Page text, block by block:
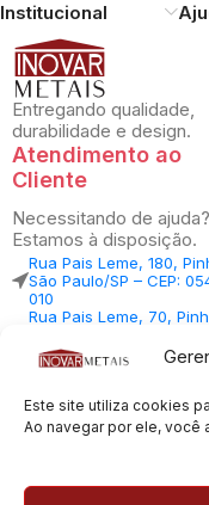
Este site utiliza cookies
Ao navegar por ele, você
Institucional
Entregando qualidade,
durabilidade e design.
Atendimento ao
Cliente
Necessitando de ajuda?
Estamos à disposição.
Rua Pais Leme, 180,
São Paulo/SP – CEP:
010
Rua Pais Leme, 70,
010
Central Vendas: (11)
Central Atendimento:
94535-7237